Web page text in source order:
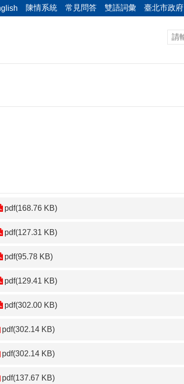
陳情系統 常見問答 雙語詞彙 臺北市政府
pdf(168.76 KB)
pdf(127.31 KB)
pdf(95.78 KB)
pdf(129.41 KB)
pdf(302.00 KB)
pdf(302.14 KB)
pdf(302.14 KB)
pdf(137.67 KB)